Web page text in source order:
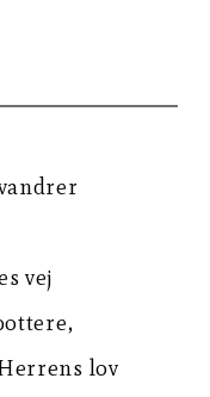
vej
lov